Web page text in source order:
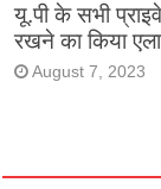
यू.पी के सभी
रखने का किया
August 7, 2023